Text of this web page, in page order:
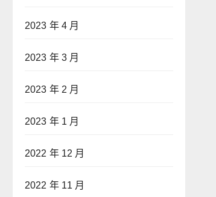
2023 年 4 月
2023 年 3 月
2023 年 2 月
2023 年 1 月
2022 年 12 月
2022 年 11 月